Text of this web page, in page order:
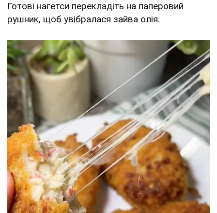
Готові нагетси перекладіть на паперовий
рушник, щоб увібралася зайва олія.